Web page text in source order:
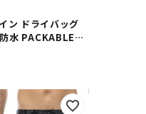
ン ドライバッグ
水 PACKABLE
BAG 20L